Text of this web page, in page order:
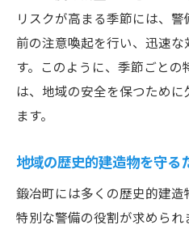
リスクが高まる季節には、
前の注意喚起を行い、迅速
す。このように、季節ごと
は、地域の安全を保つため
ます。
地域の歴史的建造物を守る
鍛冶町には多くの歴史的建
特別な警備の役割が求めら